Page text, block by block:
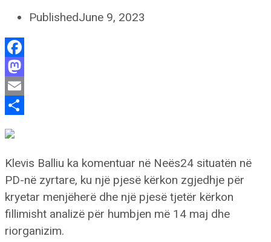
PublishedJune 9, 2023
Facebook
Mastodon
Email
Klevis Balliu ka komentuar në Neës24 situatën në
PD-në zyrtare, ku një pjesë kërkon zgjedhje për
kryetar menjëherë dhe një pjesë tjetër kërkon
fillimisht analizë për humbjen më 14 maj dhe
riorganizim.